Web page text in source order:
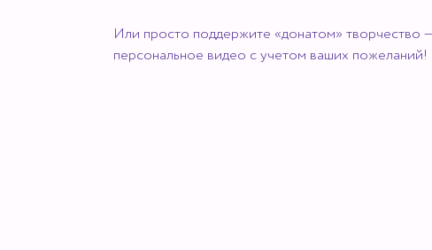
Или просто поддержите «донатом» творчество
персональное видео с учетом ваших пожеланий!